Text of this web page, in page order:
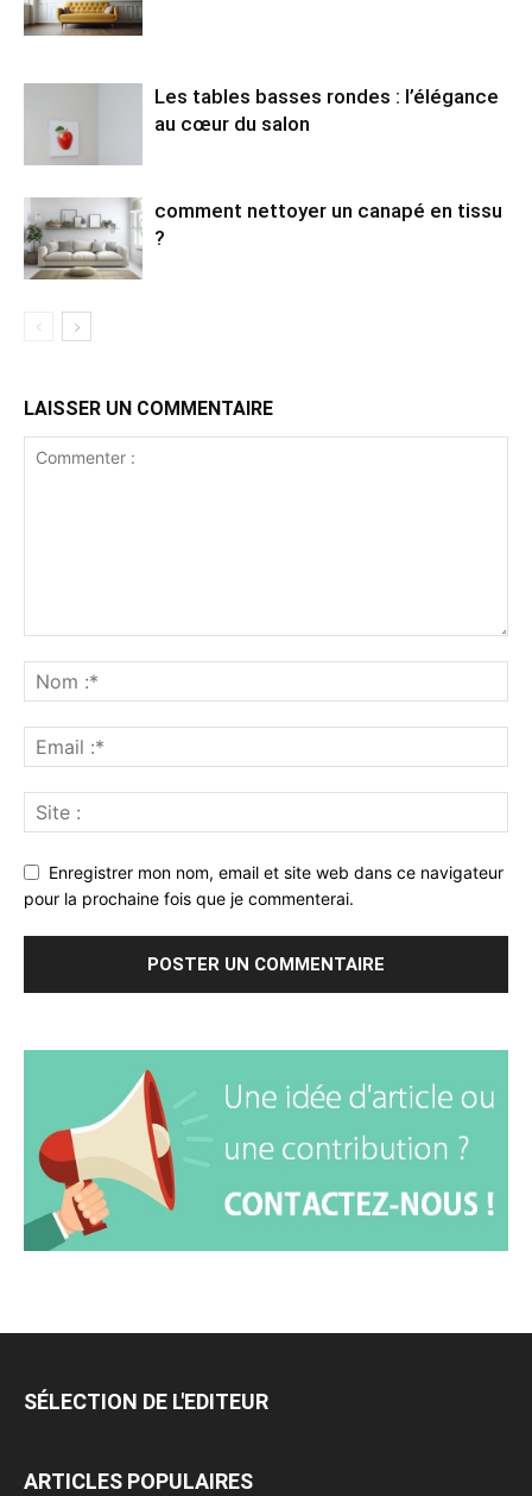
Les tables basses rondes : l’élégance
au cœur du salon
comment nettoyer un canapé en tissu
?
LAISSER UN COMMENTAIRE
Enregistrer mon nom, email et site web dans ce navigateur
pour la prochaine fois que je commenterai.
SÉLECTION DE L'EDITEUR
ARTICLES POPULAIRES